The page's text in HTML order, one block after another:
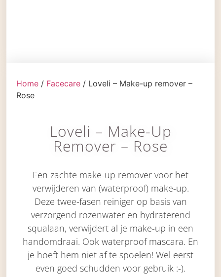
Home / Facecare / Loveli – Make-up remover –
Rose
Loveli – Make-Up
Remover – Rose
Een zachte make-up remover voor het
verwijderen van (waterproof) make-up.
Deze twee-fasen reiniger op basis van
verzorgend rozenwater en hydraterend
squalaan, verwijdert al je make-up in een
handomdraai. Ook waterproof mascara. En
je hoeft hem niet af te spoelen! Wel eerst
even goed schudden voor gebruik :-).